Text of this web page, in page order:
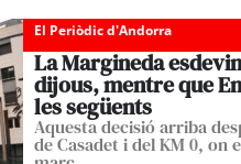
El Periòdic d'Andorra
La Margineda
dijous, mentre que
les següents
Aquesta decisió arriba
de Casadet i del KM 0, on